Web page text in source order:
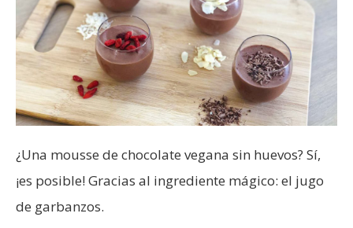
¿Una mousse de chocolate vegana sin huevos? Sí,
¡es posible! Gracias al ingrediente mágico: el jugo
de garbanzos.